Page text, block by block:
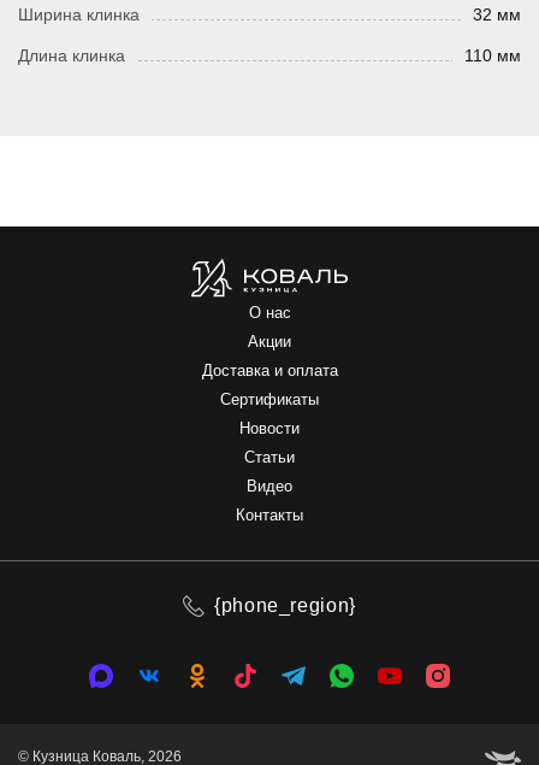
Ширина клинка 32 мм
Длина клинка 110 мм
О нас
Акции
Доставка и оплата
Сертификаты
Новости
Статьи
Видео
Контакты
{phone_region}
© Кузница Коваль, 2026